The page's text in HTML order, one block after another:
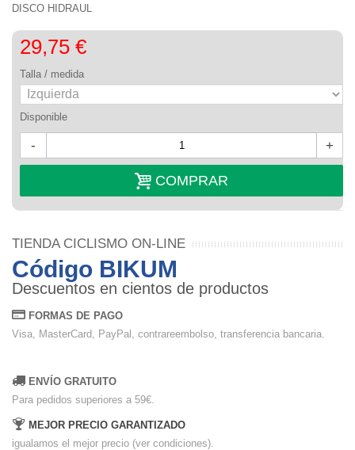
DISCO HIDRAUL
29,75 €
Talla / medida
Disponible
- +
COMPRAR
TIENDA CICLISMO ON-LINE
Código BIKUM
Descuentos en cientos de productos
FORMAS DE PAGO
Visa, MasterCard, PayPal, contrareembolso, transferencia bancaria.
ENVÍO GRATUITO
Para pedidos superiores a 59€.
MEJOR PRECIO GARANTIZADO
igualamos el mejor precio (ver condiciones).